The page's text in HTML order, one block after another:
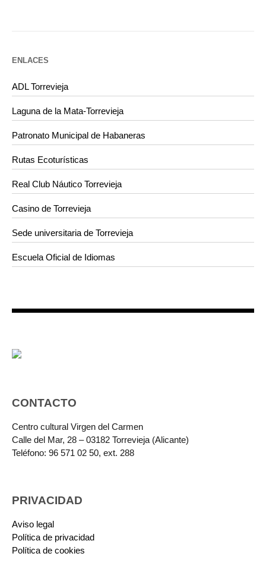
ENLACES
ADL Torrevieja
Laguna de la Mata-Torrevieja
Patronato Municipal de Habaneras
Rutas Ecoturísticas
Real Club Náutico Torrevieja
Casino de Torrevieja
Sede universitaria de Torrevieja
Escuela Oficial de Idiomas
CONTACTO
Centro cultural Virgen del Carmen
Calle del Mar, 28 – 03182 Torrevieja (Alicante)
Teléfono: 96 571 02 50, ext. 288
PRIVACIDAD
Aviso legal
Política de privacidad
Política de cookies